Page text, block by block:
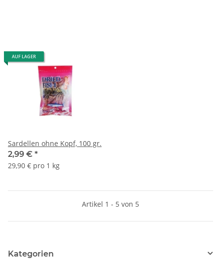
AUF LAGER
Sardellen ohne Kopf, 100 gr.
2,99 € *
29,90 € pro 1 kg
Artikel 1 - 5 von 5
Kategorien